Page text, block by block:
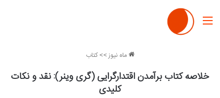
منو
ماه نیوز>> کتاب
خلاصه کتاب برآمدن اقتدارگرایی (گری وینر): نقد و نکات
کلیدی